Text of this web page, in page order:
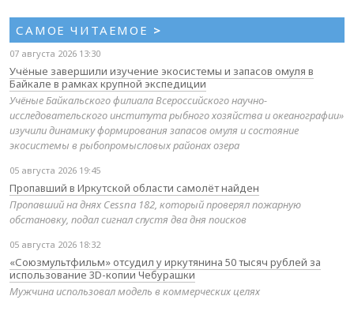
САМОЕ ЧИТАЕМОЕ >
07 августа 2026 13:30
Учёные завершили изучение экосистемы и запасов омуля в
Байкале в рамках крупной экспедиции
Учёные Байкальского филиала Всероссийского научно-
исследовательского института рыбного хозяйства и океанографии»
изучили динамику формирования запасов омуля и состояние
экосистемы в рыбопромысловых районах озера
05 августа 2026 19:45
Пропавший в Иркутской области самолёт найден
Пропавший на днях Cessna 182, который проверял пожарную
обстановку, подал сигнал спустя два дня поисков
05 августа 2026 18:32
«Союзмультфильм» отсудил у иркутянина 50 тысяч рублей за
использование 3D-копии Чебурашки
Мужчина использовал модель в коммерческих целях